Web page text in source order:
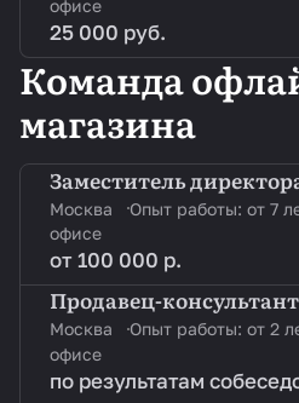
офисе
25 000 руб.
Команда
магазина
Заместитель
Москва Опыт работы: от 7
офисе
от 100 000 р.
Продавец-консультант
Москва Опыт работы: от 2
офисе
по результатам